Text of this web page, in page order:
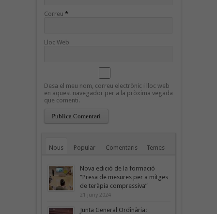
Correu *
Lloc Web
Desa el meu nom, correu electrònic i lloc web
en aquest navegador per a la pròxima vegada
que comenti.
Nous Popular Comentaris Temes
Nova edició de la formació
“Presa de mesures per a mitges
de teràpia compressiva”
21 juny 2024
Junta General Ordinària: